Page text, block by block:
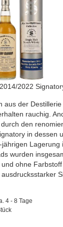
2022
aus der
rauchig.
den
in dessen
Lagerung
wurden
ohne
4 - 8 Tage